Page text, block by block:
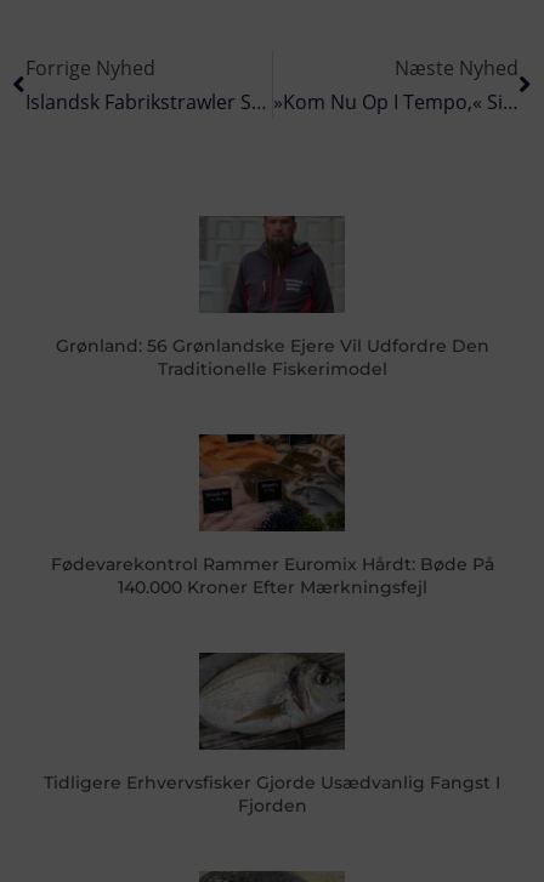
Forrige Nyhed
Islandsk Fabrikstrawler Slår Gammel Fangstrekord
Næste Nyhed
»Kom Nu Op I Tempo,« Siger Direktør Om Etableringen Af Grøn Strøm Til Power-To-X
Grønland: 56 Grønlandske Ejere Vil Udfordre Den
Traditionelle Fiskerimodel
Fødevarekontrol Rammer Euromix Hårdt: Bøde På
140.000 Kroner Efter Mærkningsfejl
Tidligere Erhvervsfisker Gjorde Usædvanlig Fangst I
Fjorden